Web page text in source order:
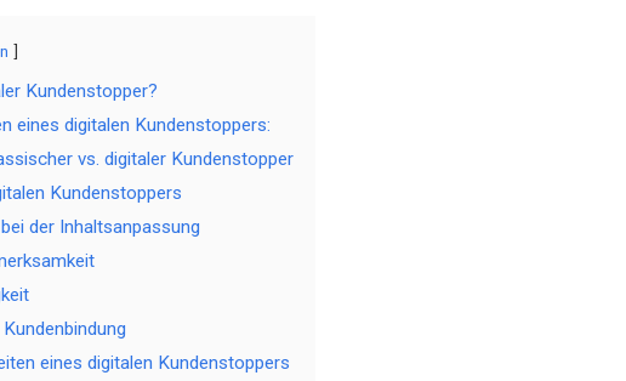
Kundenstopper?
eines digitalen Kundenstoppers:
vs. digitaler Kundenstopper
Kundenstoppers
der Inhaltsanpassung
eines digitalen Kundenstoppers